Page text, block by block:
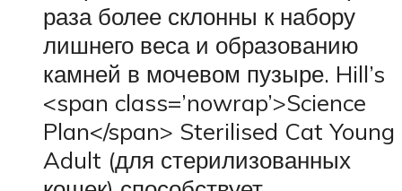
раза более склонны к набору
лишнего веса и образованию
камней в мочевом пузыре. Hill’s
<span class=’nowrap’>Science
Plan</span> Sterilised Cat Young
Adult (для стерилизованных